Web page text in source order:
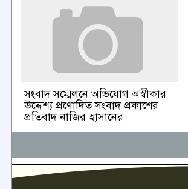
সংবাদ সম্মেলনে অভিযোগ অস্বীকার
উদ্দেশ্য প্রণোদিত সংবাদ প্রকাশের
প্রতিবাদ নাজির হাসানের